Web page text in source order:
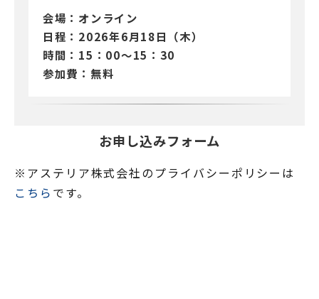
会場：オンライン
日程：2026年6月18日（木）
時間：15：00～15：30
参加費：無料
お申し込みフォーム
※アステリア株式会社のプライバシーポリシーは
こちら です。